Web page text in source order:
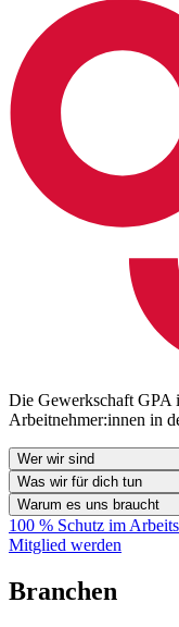
Die Gewerkschaft GPA
Arbeitnehmer:innen in
Wer wir sind
Was wir für dich tun
Warum es uns braucht
100 % Schutz im
Mitglied werden
Branchen